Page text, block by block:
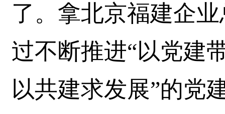
了。拿北京福建企
过不断推进“以党建
以共建求发展”的党